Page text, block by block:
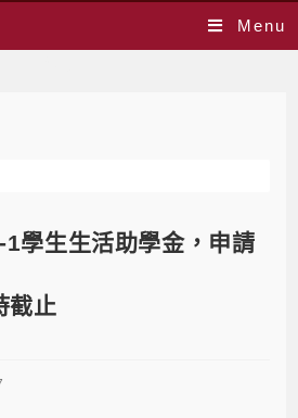
Menu
1學生生活助學金，申請
截止